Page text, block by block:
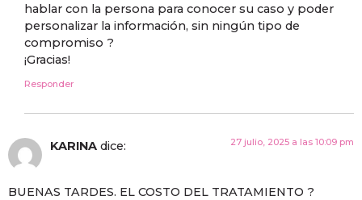
hablar con la persona para conocer su caso y poder
personalizar la información, sin ningún tipo de
compromiso ?
¡Gracias!
Responder
KARINA dice: 27 julio, 2025 a las 10:09 pm
BUENAS TARDES. EL COSTO DEL TRATAMIENTO ?